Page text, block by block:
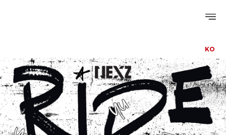
PROFILE
DISCOGRAPHY
GALLERY
VIDEO
KO